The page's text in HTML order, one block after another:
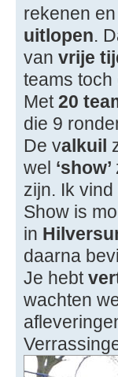
rekenen
uitlopen.
van vrije
teams toch
Met20
die 9
De valkuil
wel ‘show’
zijn. Ik
Show is
in
daarna
Je hebt
wachten